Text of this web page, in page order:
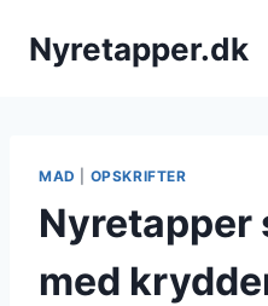
Nyretapper.dk
MAD OPSKRIFTER
Nyretapper
med